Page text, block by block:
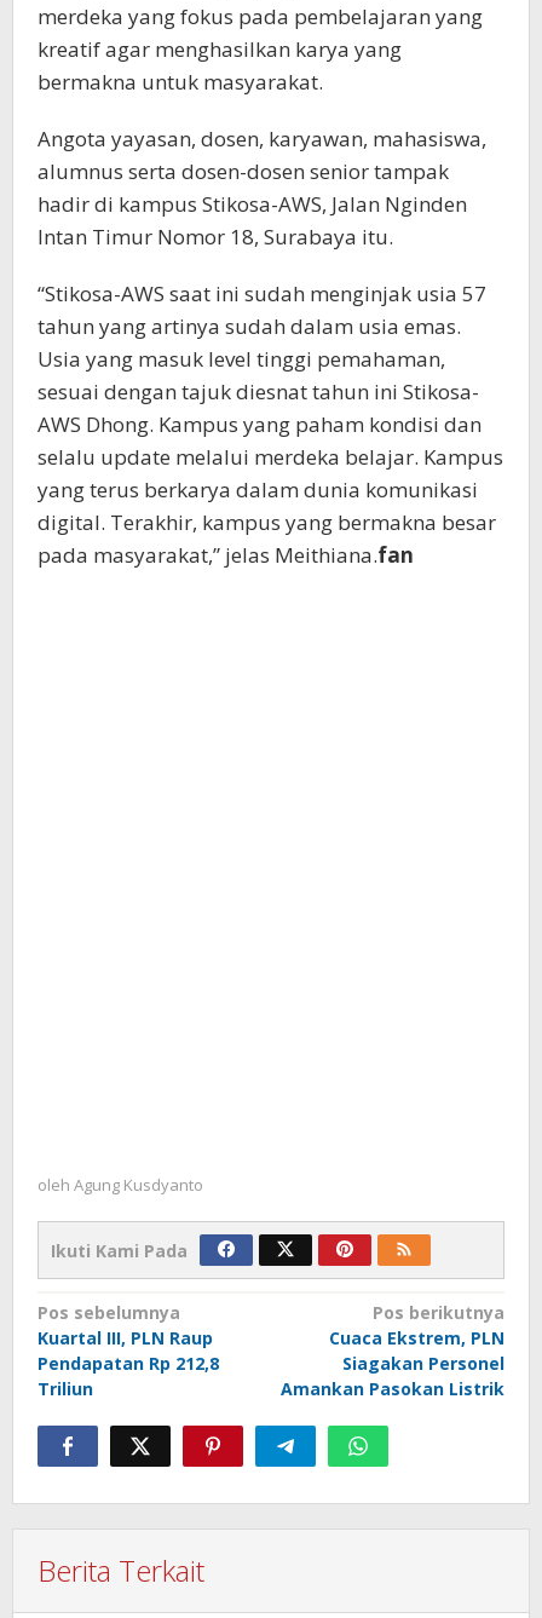
merdeka yang fokus pada pembelajaran yang
kreatif agar menghasilkan karya yang
bermakna untuk masyarakat.
Angota yayasan, dosen, karyawan, mahasiswa,
alumnus serta dosen-dosen senior tampak
hadir di kampus Stikosa-AWS, Jalan Nginden
Intan Timur Nomor 18, Surabaya itu.
“Stikosa-AWS saat ini sudah menginjak usia 57
tahun yang artinya sudah dalam usia emas.
Usia yang masuk level tinggi pemahaman,
sesuai dengan tajuk diesnat tahun ini Stikosa-
AWS Dhong. Kampus yang paham kondisi dan
selalu update melalui merdeka belajar. Kampus
yang terus berkarya dalam dunia komunikasi
digital. Terakhir, kampus yang bermakna besar
pada masyarakat,” jelas Meithiana.fan
oleh Agung Kusdyanto
Ikuti Kami Pada
Navigasi
pos
Pos sebelumnya
Kuartal III, PLN Raup
Pendapatan Rp 212,8
Triliun
Pos berikutnya
Cuaca Ekstrem, PLN
Siagakan Personel
Amankan Pasokan Listrik
Berita Terkait